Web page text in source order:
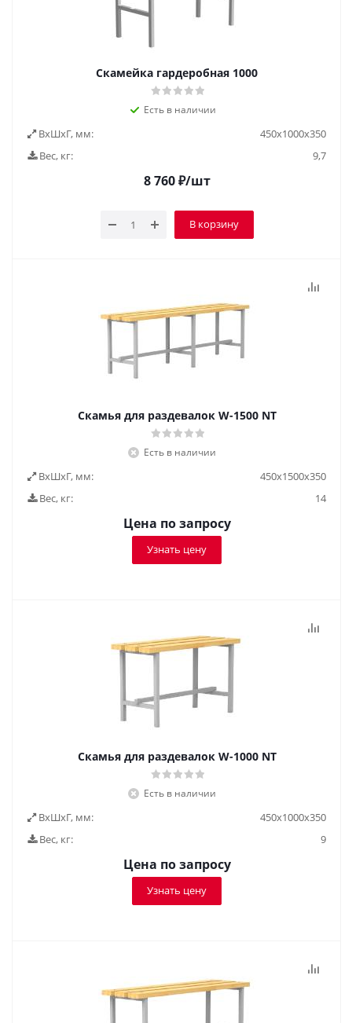
Скамейка гардеробная 1000
Есть в наличии
ВxШxГ, мм:
450x1000x350
Вес, кг:
9,7
8 760₽/шт
В корзину
Скамья для раздевалок W-1500 NT
Есть в наличии
ВxШxГ, мм:
450x1500x350
Вес, кг:
14
Цена по запросу
Узнать цену
Скамья для раздевалок W-1000 NT
Есть в наличии
ВxШxГ, мм:
450x1000x350
Вес, кг:
9
Цена по запросу
Узнать цену